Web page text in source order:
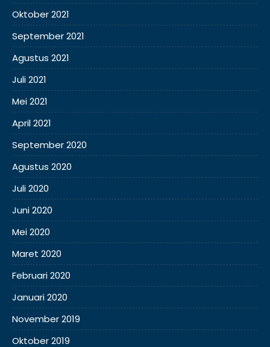
Oktober 2021
September 2021
Agustus 2021
Juli 2021
Mei 2021
April 2021
September 2020
Agustus 2020
Juli 2020
Juni 2020
Mei 2020
Maret 2020
Februari 2020
Januari 2020
November 2019
Oktober 2019